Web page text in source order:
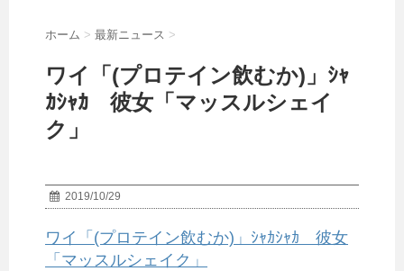
ホーム > 最新ニュース >
ワイ「(プロテイン飲むか)」ｼｬ
ｶｼｬｶ 彼女「マッスルシェイ
ク」
2019/10/29
ワイ「(プロテイン飲むか)」ｼｬｶｼｬｶ 彼女
「マッスルシェイク」